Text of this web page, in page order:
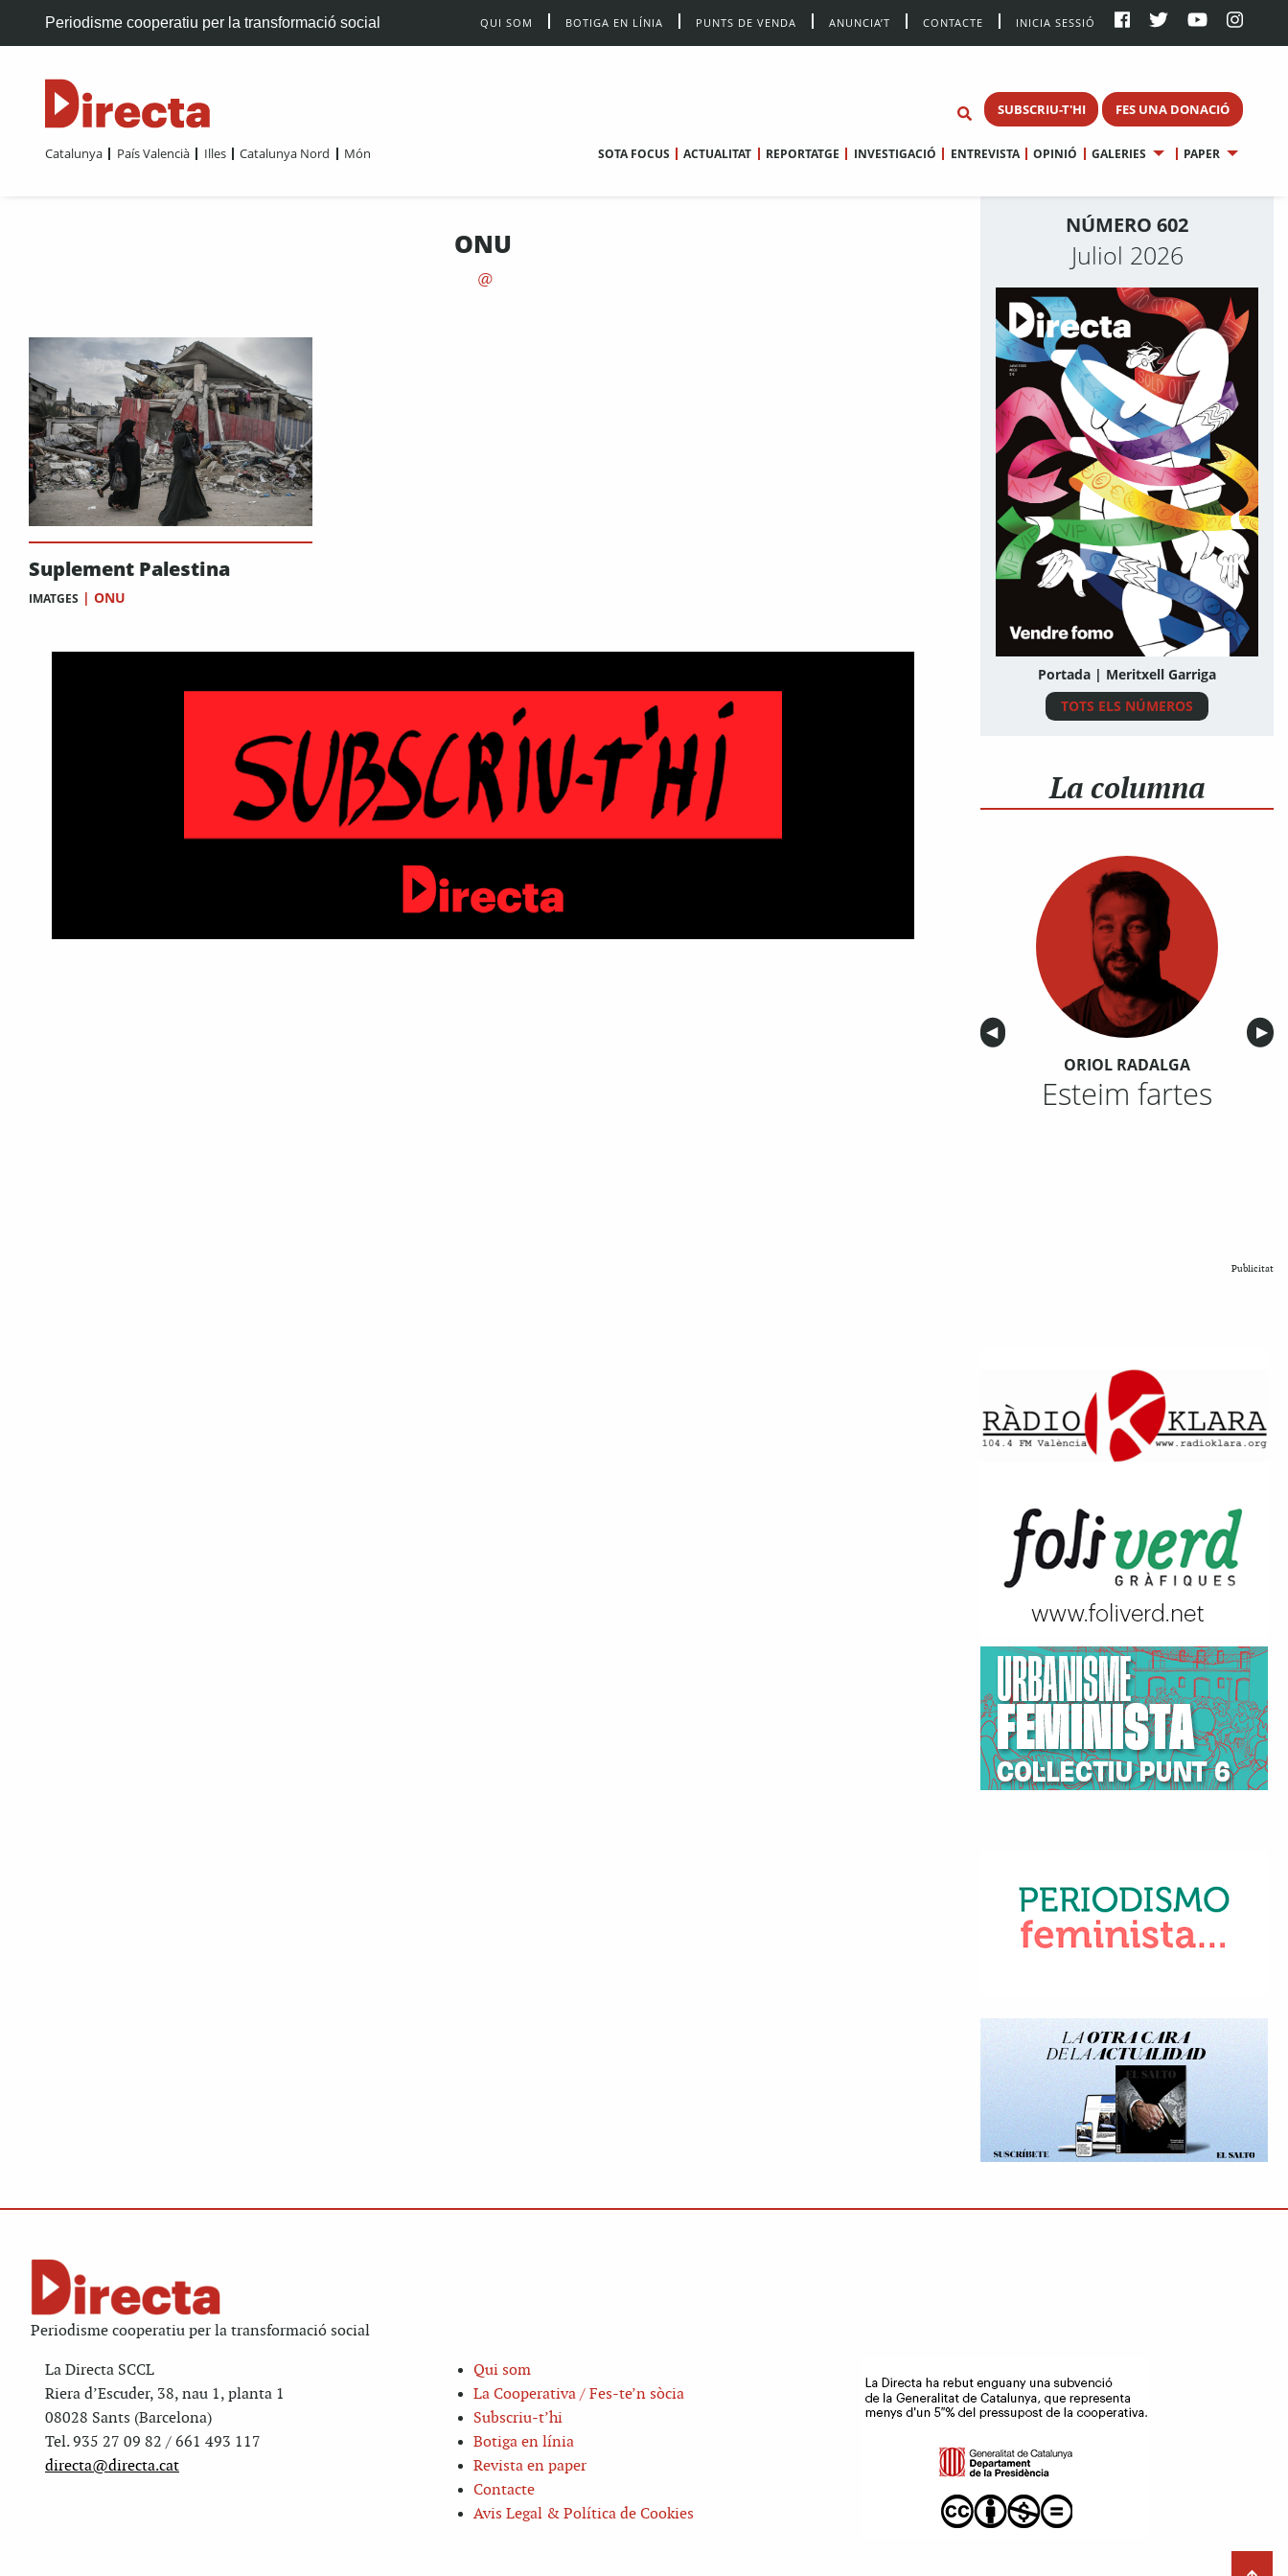
Periodisme cooperatiu per la transformació social QUI SOM BOTIGA EN LÍNIA PUNTS DE VENDA ANUNCIA’T CONTACTE INICIA SESSIÓ
SUBSCRIU-T'HI FES UNA DONACIÓ
Catalunya País Valencià Illes Catalunya Nord Món SOTA FOCUS ACTUALITAT REPORTATGE INVESTIGACIÓ ENTREVISTA OPINIÓ GALERIES PAPER
ONU
Suplement Palestina
IMATGES | ONU
NÚMERO 602
Juliol 2026
Portada | Meritxell Garriga
TOTS ELS NÚMEROS
La columna
Anterior
◀︎ ▶︎
ORIOL RADALGA
Esteim fartes
Publicitat
Periodisme cooperatiu per la transformació social
La Directa SCCL
Riera d’Escuder, 38, nau 1, planta 1
08028 Sants (Barcelona)
Tel. 935 27 09 82 / 661 493 117
directa@directa.cat
Qui som
La Cooperativa / Fes-te’n sòcia
Subscriu-t’hi
Botiga en línia
Revista en paper
Contacte
Avis Legal & Política de Cookies